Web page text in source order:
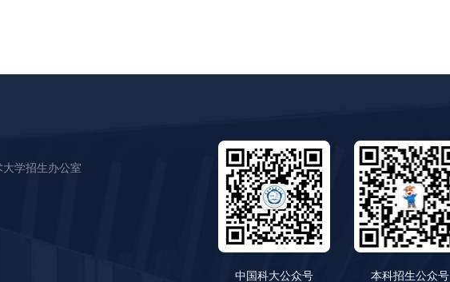
学招生办公室
中国科大公众号
本科招生公众号